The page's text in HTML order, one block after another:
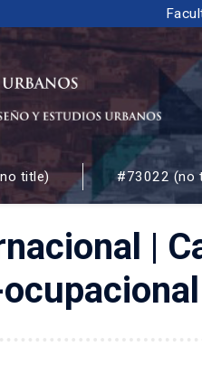
URBANOS
title) #73022 (no
|